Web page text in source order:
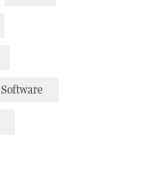
Software